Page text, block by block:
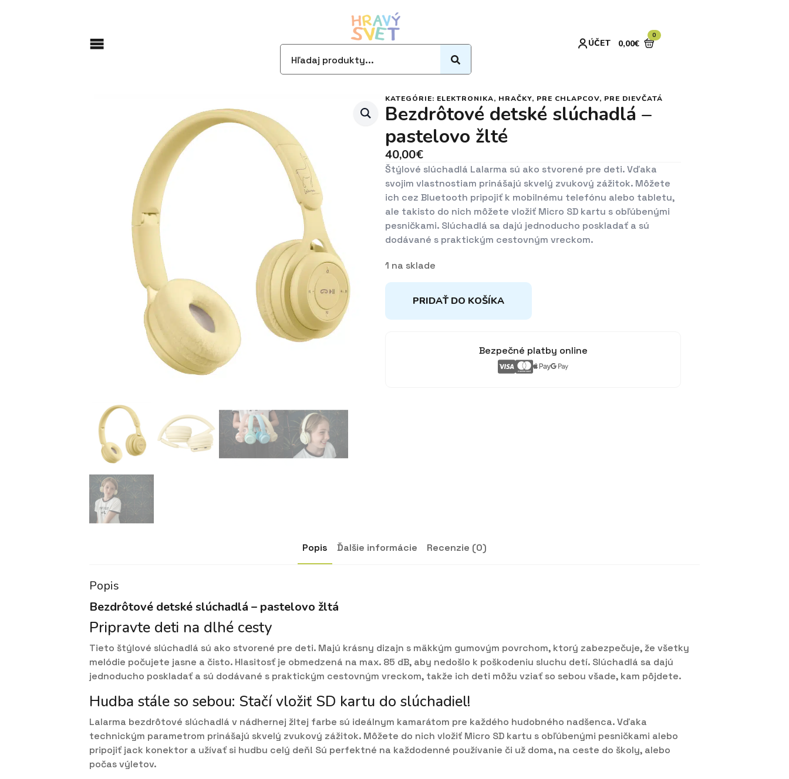
ÚČET 0,00€
0
KATEGÓRIE: ELEKTRONIKA, HRAČKY, PRE CHLAPCOV, PRE DIEVČATÁ
Bezdrôtové detské slúchadlá –
pastelovo žlté
40,00€
Štýlové slúchadlá Lalarma sú ako stvorené pre deti. Vďaka
svojim vlastnostiam prinášajú skvelý zvukový zážitok. Môžete
ich cez Bluetooth pripojiť k mobilnému telefónu alebo tabletu,
ale takisto do nich môžete vložiť Micro SD kartu s obľúbenými
pesničkami. Slúchadlá sa dajú jednoducho poskladať a sú
dodávané s praktickým cestovným vreckom.
1 na sklade
PRIDAŤ DO KOŠÍKA
Bezpečné platby online
Popis Ďalšie informácie Recenzie (0)
Popis
Bezdrôtové detské slúchadlá – pastelovo žltá
Pripravte deti na dlhé cesty
Tieto štýlové slúchadlá sú ako stvorené pre deti. Majú krásny dizajn s mäkkým gumovým povrchom, ktorý zabezpečuje, že všetky
melódie počujete jasne a čisto. Hlasitosť je obmedzená na max. 85 dB, aby nedošlo k poškodeniu sluchu detí. Slúchadlá sa dajú
jednoducho poskladať a sú dodávané s praktickým cestovným vreckom, takže ich deti môžu vziať so sebou všade, kam pôjdete.
Hudba stále so sebou: Stačí vložiť SD kartu do slúchadiel!
Lalarma bezdrôtové slúchadlá v nádhernej žltej farbe sú ideálnym kamarátom pre každého hudobného nadšenca. Vďaka
technickým parametrom prinášajú skvelý zvukový zážitok. Môžete do nich vložiť Micro SD kartu s obľúbenými pesničkami alebo
pripojiť jack konektor a užívať si hudbu celý deň! Sú perfektné na každodenné používanie či už doma, na ceste do školy, alebo
počas výletov.